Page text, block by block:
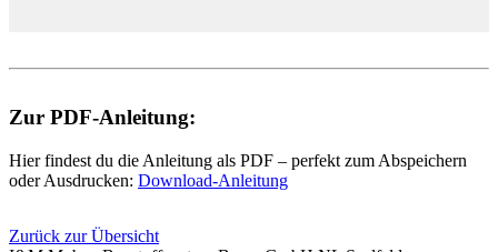
Zur PDF-Anleitung:
Hier findest du die Anleitung als PDF – perfekt zum Abspeichern
oder Ausdrucken: Download-Anleitung
Zurück zur Übersicht